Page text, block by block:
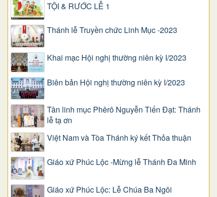
TỘI & RƯỚC LỄ 1
Thánh lễ Truyền chức Linh Mục -2023
Khai mạc Hội nghị thường niên kỳ I/2023
Biên bản Hội nghị thường niên kỳ I/2023
Tân linh mục Phêrô Nguyễn Tiến Đạt: Thánh
lễ tạ ơn
Việt Nam và Tòa Thánh ký kết Thỏa thuận
Giáo xứ Phúc Lộc -Mừng lễ Thánh Đa Minh
Giáo xứ Phúc Lộc: Lễ Chúa Ba Ngôi